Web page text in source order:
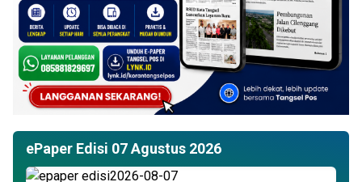
ePaper Edisi 07 Agustus 2026